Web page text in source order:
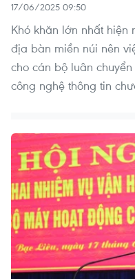
17/06/2025 09:50
Khó khăn lớn nhất
địa bàn miền núi nên
cho cán bộ luân
công nghệ thông tin